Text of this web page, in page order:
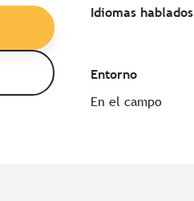
Idiomas hablados
Idiomas hablados
Entorno
Entorno
En el campo